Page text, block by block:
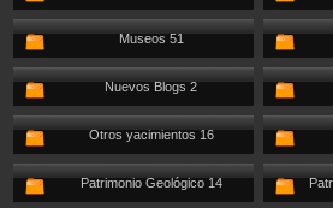
Museos 51
Nuevos Blogs 2
Otros yacimientos 16
Patrimonio Geológico 14